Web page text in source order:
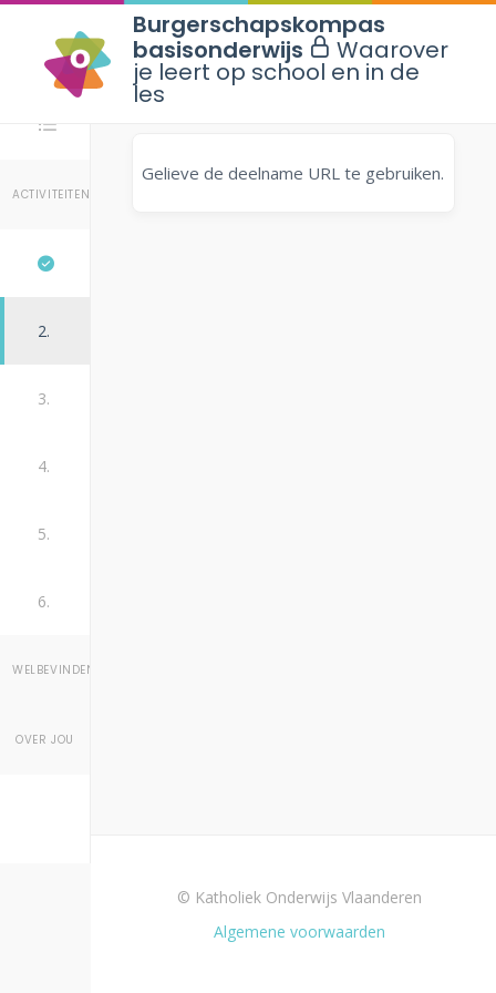
ACTIVITEITEN
2.
3.
4.
5.
6.
WELBEVINDEN
OVER JOU
Gelieve de deelname URL te gebruiken.
© Katholiek Onderwijs Vlaanderen
Algemene voorwaarden
Burgerschapskompas
basisonderwijs
Waarover
je leert op school en in de
les